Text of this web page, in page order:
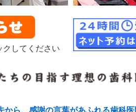
クしてください
から、感謝の言葉があふれる歯科医